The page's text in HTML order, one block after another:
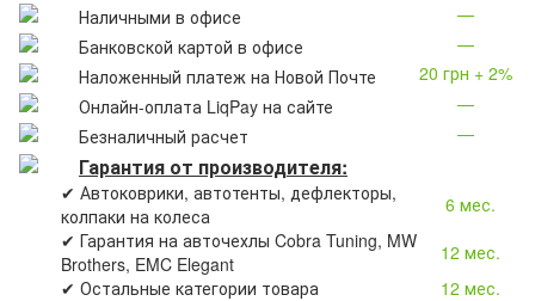
Наличными в офисе
—
Банковской картой в офисе
—
Наложенный платеж на Новой Почте
20 грн + 2%
Онлайн-оплата LiqPay на сайте
—
Безналичный расчет
—
Гарантия от производителя:
✔ Автоковрики, автотенты, дефлекторы,
колпаки на колеса
6 мес.
✔ Гарантия на авточехлы Cobra Tuning, MW
Brothers, EMC Elegant
12 мес.
✔ Остальные категории товара
12 мес.